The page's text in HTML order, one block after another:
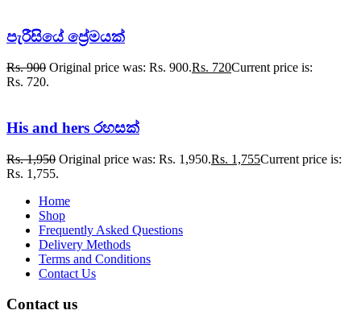
පැරීසියේ ප්‍රේමයක්
Rs.900 Original price was: Rs. 900.Rs. 720Current price is:
Rs. 720.
His and hers රහසක්
Rs.1,950 Original price was: Rs. 1,950.Rs. 1,755Current price is:
Rs. 1,755.
Home
Shop
Frequently Asked Questions
Delivery Methods
Terms and Conditions
Contact Us
Contact us